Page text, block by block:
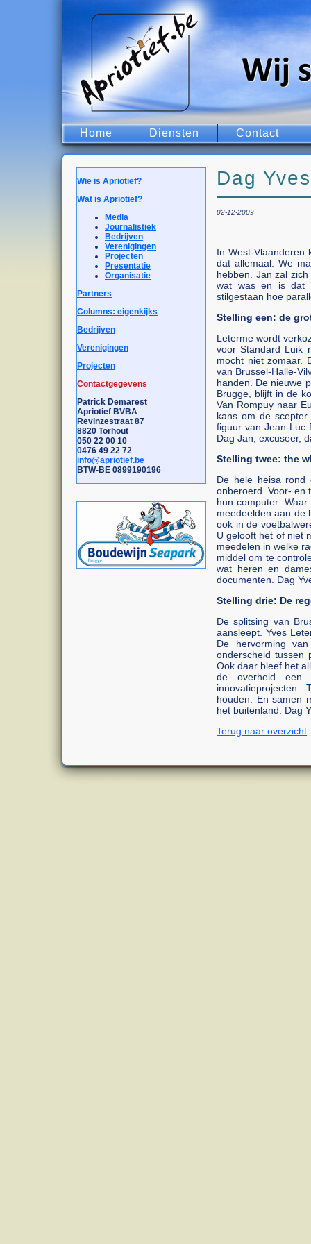
Home Diensten Contact
Wie is Apriotief?
Wat is Apriotief?
Media
Journalistiek
Bedrijven
Verenigingen
Projecten
Presentatie
Organisatie
Partners
Columns: eigenkijks
Bedrijven
Verenigingen
Projecten
Contactgegevens
Patrick Demarest
Apriotief BVBA
Revinzestraat 87
8820 Torhout
050 22 00 10
0476 49 22 72
info@apriotief.be
BTW-BE 0899190196
Dag Yves
02-12-2009
In West-Vlaanderen
dat allemaal. We
hebben. Jan zal
wat was en is dat
stilgestaan hoe
Stelling een: de
Leterme wordt
voor Standard Luik
mocht niet zomaar.
van Brussel-Halle-
handen. De nieuwe
Brugge, blijft in de
Van Rompuy naar
kans om de
figuur van Jean-Luc
Dag Jan, excuseer,
Stelling twee: the
De hele heisa rond
onberoerd. Voor- en
hun computer.
meedeelden aan de
ook in de
U gelooft het of niet
meedelen in welke
middel om te
wat heren en
documenten. Dag
Stelling drie: De
De splitsing van
aansleept. Yves
De hervorming
onderscheid tussen
Ook daar bleef het
de overheid een
houden. En samen
het buitenland. Dag
Terug naar overzicht